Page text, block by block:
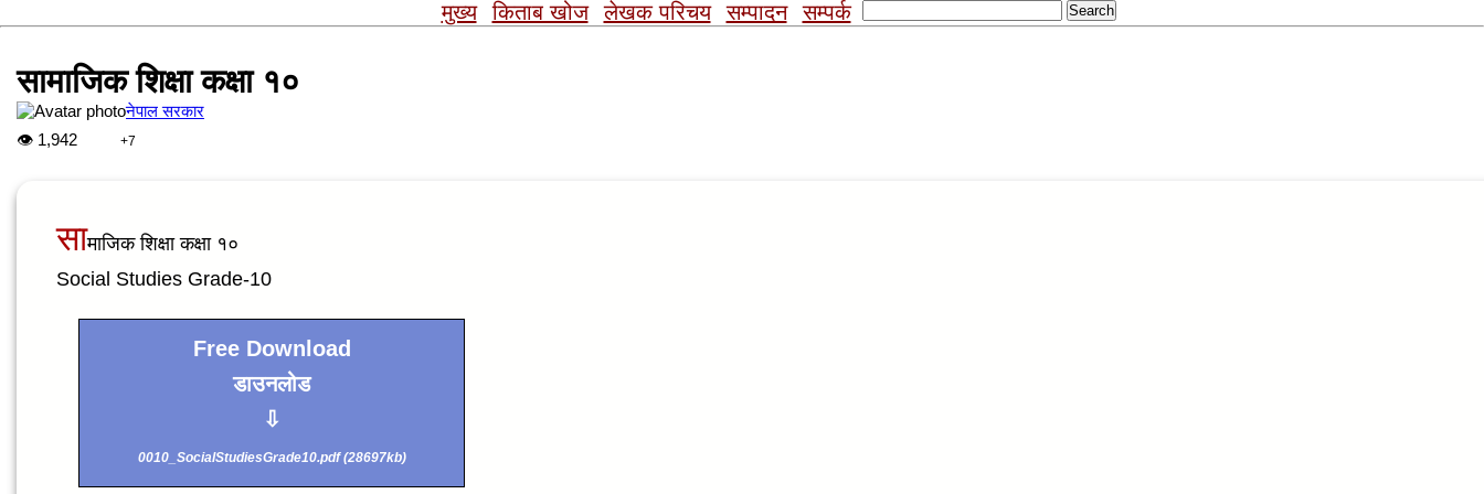
मुख्य किताब खोज लेखक परिचय सम्पादन सम्पर्क
for:
सामाजिक शिक्षा कक्षा १०
नेपाल सरकार
👁 1,942 +7
सामाजिक शिक्षा कक्षा १०
Social Studies Grade-10
Free Download
डाउनलोड
⇩
0010_SocialStudiesGrade10.pdf (28697kb)